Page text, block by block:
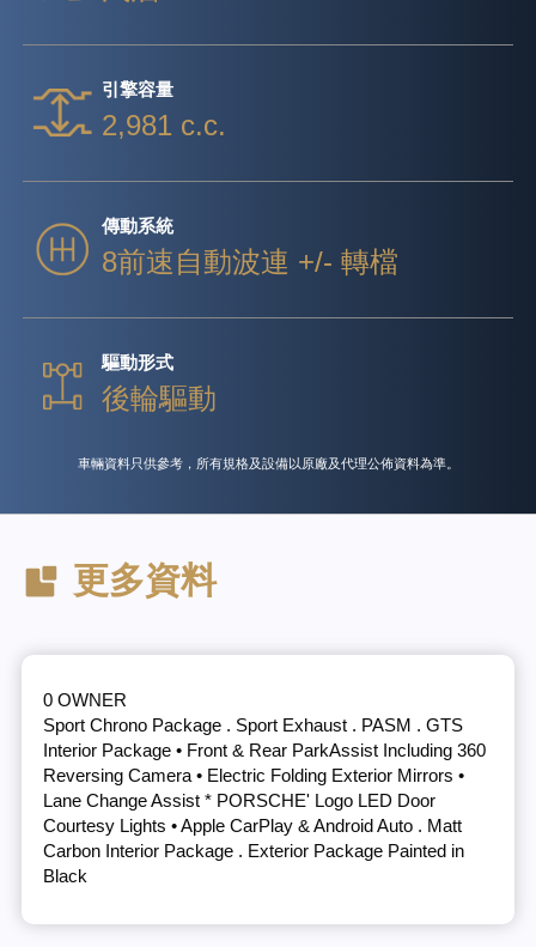
引擎容量
2,981 c.c.
傳動系統
8前速自動波連 +/- 轉檔
驅動形式
後輪驅動
車輛資料只供參考，所有規格及設備以原廠及代理公佈資料為準。
更多資料
0 OWNER
Sport Chrono Package . Sport Exhaust . PASM . GTS
Interior Package • Front & Rear ParkAssist Including 360
Reversing Camera • Electric Folding Exterior Mirrors •
Lane Change Assist * PORSCHE' Logo LED Door
Courtesy Lights • Apple CarPlay & Android Auto . Matt
Carbon Interior Package . Exterior Package Painted in
Black